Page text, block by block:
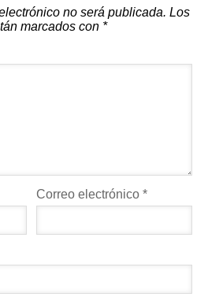
no será publicada. Los
marcados con *
Correo electrónico*